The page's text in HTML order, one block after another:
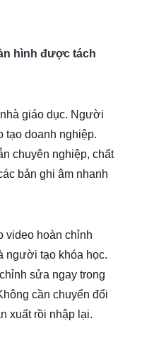
hình được tách
giáo dục. Người
tạo doanh nghiệp.
chuyên nghiệp, chất
bản ghi âm nhanh
video hoàn chỉnh
người tạo khóa học.
sửa ngay trong
cần chuyển đổi
xuất rồi nhập lại.